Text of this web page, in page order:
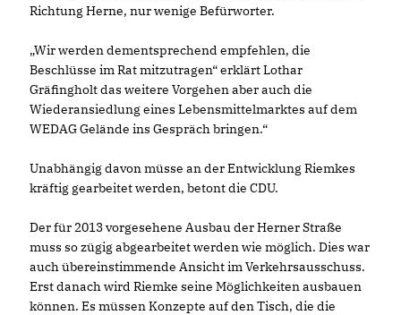
Richtung Herne, nur wenige Befürworter.
Wir werden dementsprechend empfehlen, die
Beschlüsse im Rat mitzutragen“ erklärt Lothar
Gräfingholt das weitere Vorgehen aber auch die
Wiederansiedlung eines Lebensmittelmarktes auf dem
WEDAG Gelände ins Gespräch bringen.“
Unabhängig davon müsse an der Entwicklung Riemkes
kräftig gearbeitet werden, betont die CDU.
Der für 2013 vorgesehene Ausbau der Herner Straße
muss so zügig abgearbeitet werden wie möglich. Dies war
auch übereinstimmende Ansicht im Verkehrsausschuss.
Erst danach wird Riemke seine Möglichkeiten ausbauen
können. Es müssen Konzepte auf den Tisch, die die